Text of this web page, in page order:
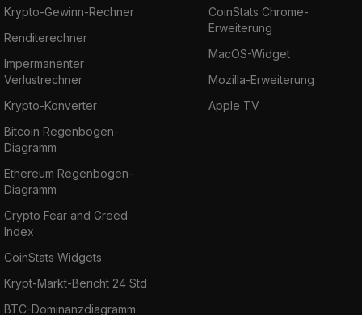
Krypto-Gewinn-Rechner
Renditerechner
Impermanenter
Verlustrechner
Krypto-Konverter
Bitcoin Regenbogen-
Diagramm
Ethereum Regenbogen-
Diagramm
Crypto Fear and Greed
Index
CoinStats Widgets
Krypt-Markt-Bericht 24 Std
BTC-Dominanzdiagramm
CoinStats Chrome-
Erweiterung
MacOS-Widget
Mozilla-Erweiterung
Apple TV